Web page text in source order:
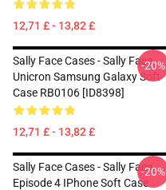
12,71 £ - 13,82 £
Sally Face Cases - Sally Face
Unicron Samsung Galaxy Soft
Case RB0106 [ID8398]
12,71 £ - 13,82 £
-20%
Sally Face Cases - Sally Face
Episode 4 IPhone Soft Case
-20%